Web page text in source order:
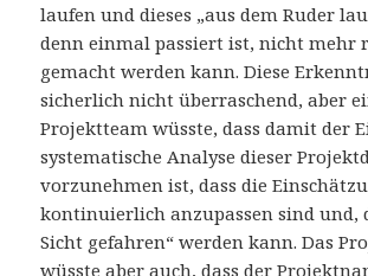
laufen und dieses „aus dem Ruder
denn einmal passiert ist, nicht mehr
gemacht werden kann. Diese
sicherlich nicht überraschend, aber
Projektteam wüsste, dass damit der
systematische Analyse dieser
vorzunehmen ist, dass die
kontinuierlich anzupassen sind und,
Sicht gefahren“ werden kann. Das
wüsste aber auch, dass der